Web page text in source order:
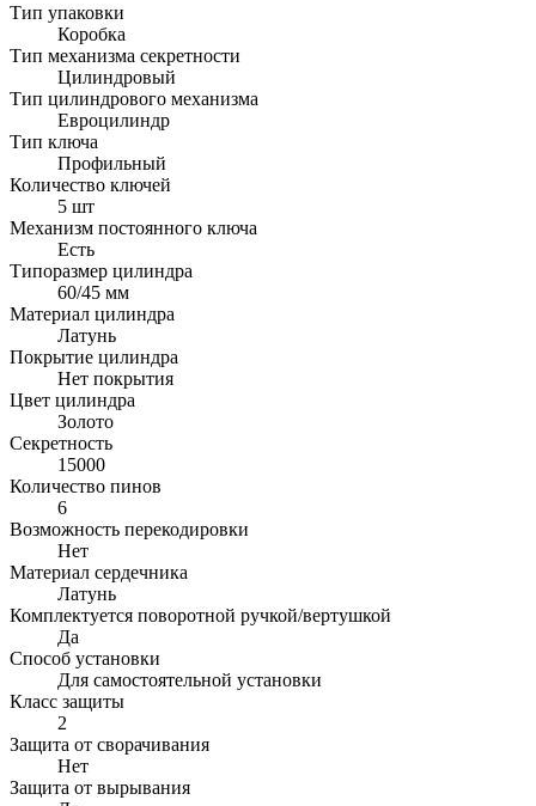
Тип упаковки
Коробка
Тип механизма секретности
Цилиндровый
Тип цилиндрового механизма
Евроцилиндр
Тип ключа
Профильный
Количество ключей
5 шт
Механизм постоянного ключа
Есть
Типоразмер цилиндра
60/45 мм
Материал цилиндра
Латунь
Покрытие цилиндра
Нет покрытия
Цвет цилиндра
Золото
Секретность
15000
Количество пинов
6
Возможность перекодировки
Нет
Материал сердечника
Латунь
Комплектуется поворотной ручкой/вертушкой
Да
Способ установки
Для самостоятельной установки
Класс защиты
2
Защита от сворачивания
Нет
Защита от вырывания